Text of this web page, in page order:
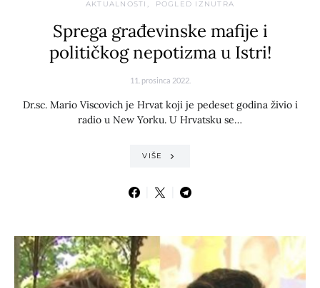
AKTUALNOSTI POGLED IZNUTRA
Sprega građevinske mafije i
političkog nepotizma u Istri!
11. prosinca 2022.
Dr.sc. Mario Viscovich je Hrvat koji je pedeset godina živio i
radio u New Yorku. U Hrvatsku se…
VIŠE